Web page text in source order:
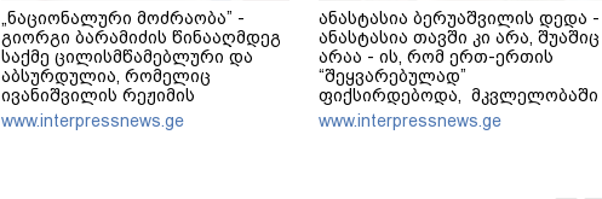
„ნაციონალური მოძრაობა” -
გიორგი ბარამიძის წინააღმდეგ
საქმე ცილისმწამებლური და
აბსურდულია, რომელიც
ივანიშვილის რეჟიმის
პოლიტიკურ მიზნებსა და
რუსული პროპაგანდის
www.interpressnews.ge
ანასტასია ბერუაშვილის დედა -
ანასტასია თავში კი არა, შუაშიც
არაა - ის, რომ ერთ-ერთის
“შეყვარებულად”
ფიქსირდებოდა, მკვლელობაში
თანამონაწილეობაზე არ
მიუთითებს - უნდა დაერეკა
www.interpressnews.ge